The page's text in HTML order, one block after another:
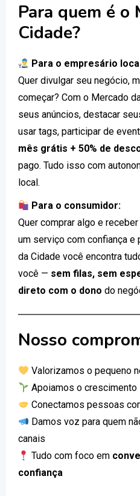
Para quem é o
Cidade?
Para o empresário
Quer divulgar seu negócio,
começar? Com o Mercado
seus anúncios, destacar
usar tags, participar de
mês grátis + 50% de
pago. Tudo isso com
local.
Para o consumidor:
Quer comprar algo e
um serviço com confiança e
da Cidade você encontra
você — sem filas, sem
direto com o dono do
Nosso
Valorizamos o pequeno
Apoiamos o crescimento
Conectamos pessoas
Damos voz para quem
canais
Tudo com foco em
confiança